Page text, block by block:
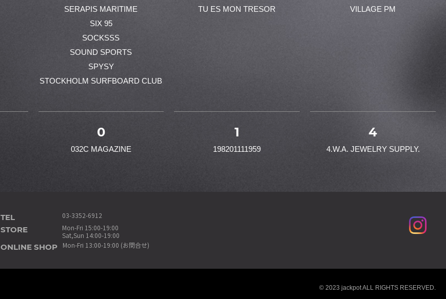
SERAPIS MARITIME
SIX 95
SOCKSSS
SOUND SPORTS
SPYSY
STOCKHOLM SURFBOARD CLUB
TU ES MON TRESOR
VILLAGE PM
0
032C MAGAZINE
1
198201111959
4
4.W.A. JEWELRY SUPPLY.
TEL 03-3352-6912
STORE
Mon-Fri 15:00-19:00
Sat,Sun 14:00-19:00
ONLINE SHOP Mon-Fri 13:00-19:00 (お問合せ)
© 2023 jackpot ALL RIGHTS RESERVED.